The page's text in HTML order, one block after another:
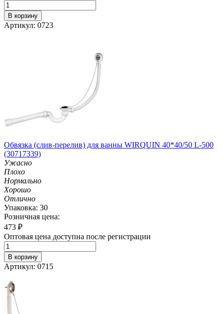
В корзину
Артикул: 0723
Обвязка (слив-перелив) для ванны WIRQUIN 40*40/50 L-500
(30717339)
Ужасно
Плохо
Нормально
Хорошо
Отлично
Упаковка: 30
Розничная цена:
473 ₽
Оптовая цена доступна после регистрации
В корзину
Артикул: 0715